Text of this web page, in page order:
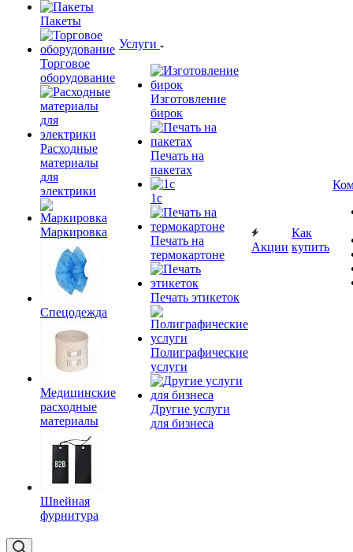
Пакеты
Торговое
оборудование
Расходные
материалы
для
электрики
Маркировка
Спецодежда
Медицинские
расходные
материалы
Швейная
фурнитура
Услуги
Изготовление
бирок
Печать на
пакетах
1c
Печать на
термокартоне
Печать этикеток
Полиграфические
услуги
Другие услуги
для бизнеса
Акции
Как
купить